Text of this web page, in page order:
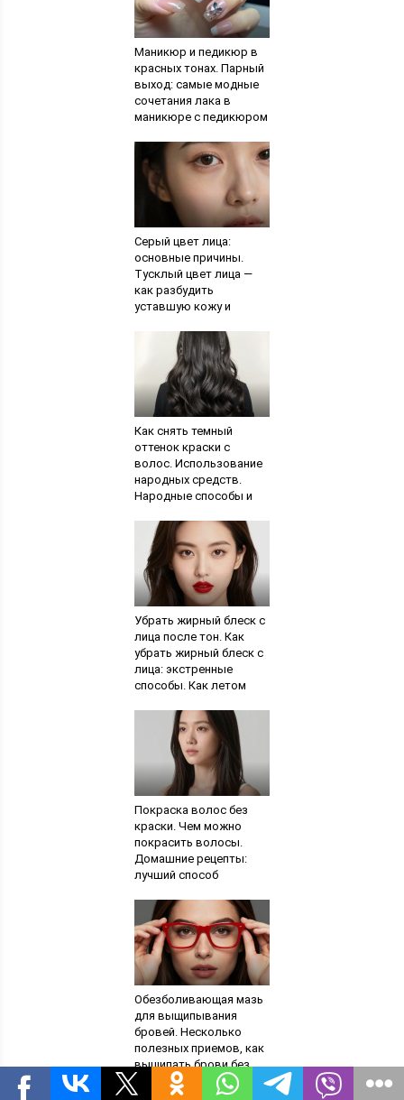
Маникюр и педикюр в
красных тонах. Парный
выход: самые модные
сочетания лака в
маникюре с педикюром
Серый цвет лица:
основные причины.
Тусклый цвет лица —
как разбудить
уставшую кожу и
Как снять темный
оттенок краски с
волос. Использование
народных средств.
Народные способы и
Убрать жирный блеск с
лица после тон. Как
убрать жирный блеск с
лица: экстренные
способы. Как летом
блеск кожи
Покраска волос без
краски. Чем можно
покрасить волосы.
Домашние рецепты:
лучший способ
без вреда для волос
Обезболивающая мазь
для выщипывания
бровей. Несколько
полезных приемов, как
выщипать брови без
боли. Лазерное
удаление волосков